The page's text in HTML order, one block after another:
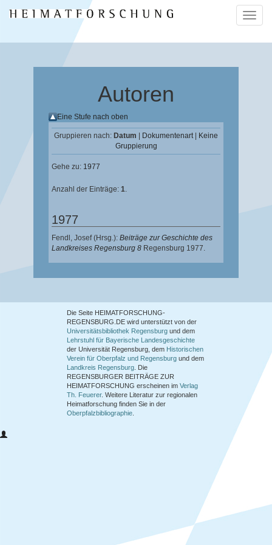
ein-/
Autoren
Eine Stufe nach oben
Gruppieren nach: Datum Dokumentenart|
Keine
Gruppierung
Gehe zu: 1977
Anzahl der Einträge: 1.
1977
Fendl, Josef(Hrsg.): Beiträge zur Geschichte des
Landkreises Regensburg 8 Regensburg 1977.
Die Seite HEIMATFORSCHUNG-
REGENSBURG.DE wird unterstützt von der
Universitätsbibliothek Regensburg und dem
Lehrstuhl für Bayerische Landesgeschichte
der Universität Regensburg, dem Historischen
Verein für Oberpfalz und Regensburg und dem
Landkreis Regensburg . Die
REGENSBURGER BEITRÄGE ZUR
HEIMATFORSCHUNG erscheinen im Verlag
Th. Feuerer. Weitere Literatur zur regionalen
Heimatforschung finden Sie in der
Oberpfalzbibliographie